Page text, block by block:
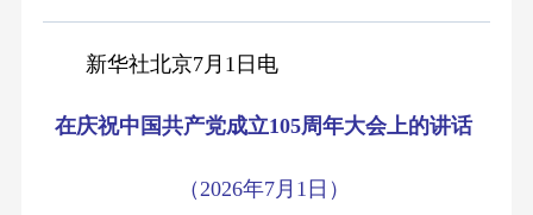
新华社北京7月1日电
在庆祝中国共产党成立105周年大会上的讲话
（2026年7月1日）